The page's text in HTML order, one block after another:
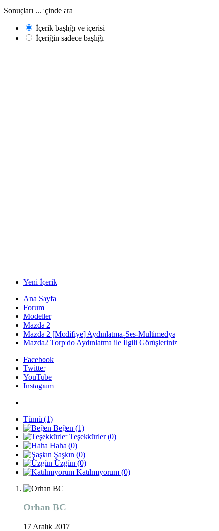
Sonuçları ... içinde ara
İçerik başlığı ve içerisi
İçeriğin sadece başlığı
Yeni İçerik
Ana Sayfa
Forum
Modeller
Mazda 2
Mazda 2 [Modifiye] Aydınlatma-Ses-Multimedya
Mazda2 Torpido Aydınlatma ile İlgili Görüşleriniz
Facebook
Twitter
YouTube
Instagram
Tümü (1)
Beğen (1)
Teşekkürler(0)
Haha (0)
Şaşkın (0)
Üzgün (0)
Katılmıyorum (0)
Orhan BC
17 Aralık 2017